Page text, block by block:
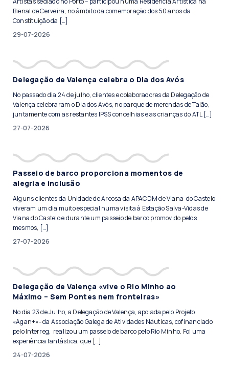
Bienal de Cerveira, no âmbito da comemoração dos 50 anos da
Constituição da […]
29-07-2026
Delegação de Valença celebra o Dia dos Avós
No passado dia 24 de julho, clientes e colaboradores da Delegação de
Valença celebraram o Dia dos Avós, no parque de merendas de Taião,
juntamente com as restantes IPSS concelhias e as crianças do ATL […]
27-07-2026
Passeio de barco proporciona momentos de
alegria e inclusão
Alguns clientes da Unidade de Areosa da APACDM de Viana do Castelo
viveram um dia muito especial numa visita à Estação Salva-Vidas de
Viana do Castelo e durante um passeio de barco promovido pelos
mesmos, […]
27-07-2026
Delegação de Valença «vive o Rio Minho ao
Máximo – Sem Pontes nem fronteiras»
No dia 23 de Julho, a Delegação de Valença, apoiada pelo Projeto
«Agan+»- da Associação Galega de Atividades Náuticas, cofinanciado
pelo Interreg, realizou um passeio de barco pelo Rio Minho. Foi uma
experiência fantástica, que […]
24-07-2026